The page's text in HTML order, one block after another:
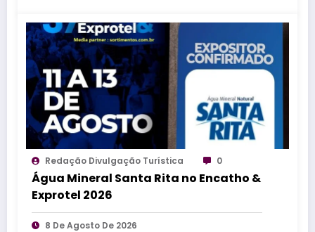
Redação Divulgação Turística 0
Água Mineral Santa Rita no Encatho &
Exprotel 2026
8 De Agosto De 2026